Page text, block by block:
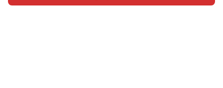
હોમ શ્રેણી લખો લેખો સાઈન ઇન